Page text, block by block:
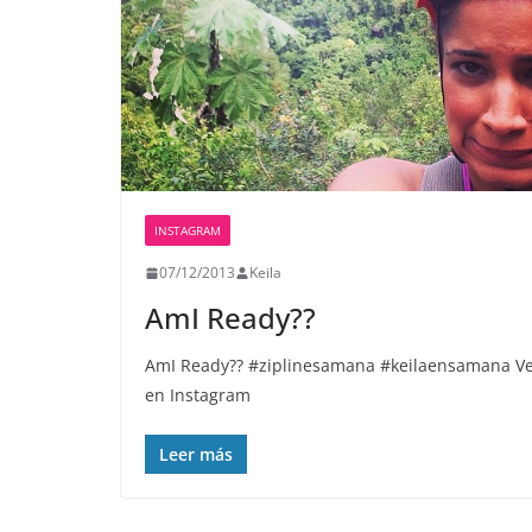
INSTAGRAM
07/12/2013 Keila
AmI Ready??
AmI Ready?? #ziplinesamana #keilaensamana
en Instagram
Leer más